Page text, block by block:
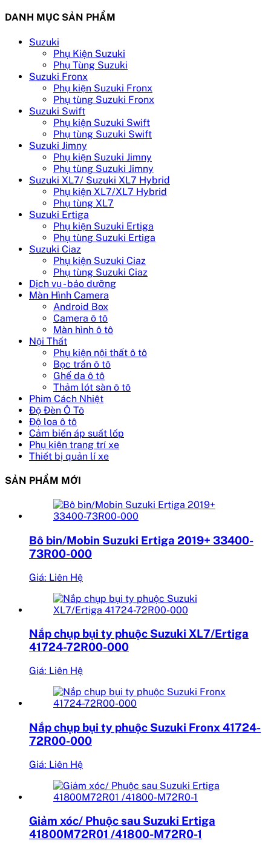
DANH MỤC SẢN PHẨM
Suzuki
Phụ Kiện Suzuki
Phụ Tùng Suzuki
Suzuki Fronx
Phụ kiện Suzuki Fronx
Phụ tùng Suzuki Fronx
Suzuki Swift
Phụ kiện Suzuki Swift
Phụ tùng Suzuki Swift
Suzuki Jimny
Phụ kiện Suzuki Jimny
Phụ tùng Suzuki Jimny
Suzuki XL7/ Suzuki XL7 Hybrid
Phụ kiện XL7/XL7 Hybrid
Phụ tùng XL7
Suzuki Ertiga
Phụ kiện Suzuki Ertiga
Phụ tùng Suzuki Ertiga
Suzuki Ciaz
Phụ kiện Suzuki Ciaz
Phụ tùng Suzuki Ciaz
Dịch vụ - bảo dưỡng
Màn Hình Camera
Android Box
Camera ô tô
Màn hình ô tô
Nội Thất
Phụ kiện nội thất ô tô
Bọc trần ô tô
Ghế da ô tô
Thảm lót sàn ô tô
Phim Cách Nhiệt
Độ Đèn Ô Tô
Độ loa ô tô
Cảm biến áp suất lốp
Phụ kiện trang trí xe
Thiết bị quản lí xe
SẢN PHẨM MỚI
Bô bin/Mobin Suzuki Ertiga 2019+ 33400-
73R00-000
Giá: Liên Hệ
Nắp chụp bụi ty phuộc Suzuki XL7/Ertiga
41724-72R00-000
Giá: Liên Hệ
Nắp chụp bụi ty phuộc Suzuki Fronx 41724-
72R00-000
Giá: Liên Hệ
Giảm xóc/ Phuộc sau Suzuki Ertiga
41800M72R01 /41800-M72R0-1